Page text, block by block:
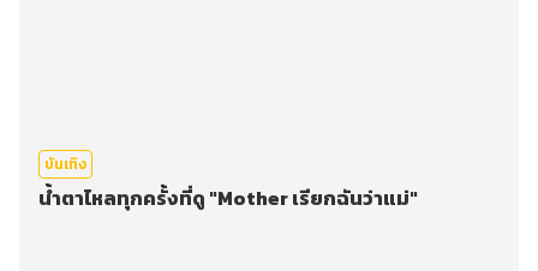
บันเทิง
น้ำตาไหลทุกครั้งที่ดู "Mother เรียกฉันว่าแม่"